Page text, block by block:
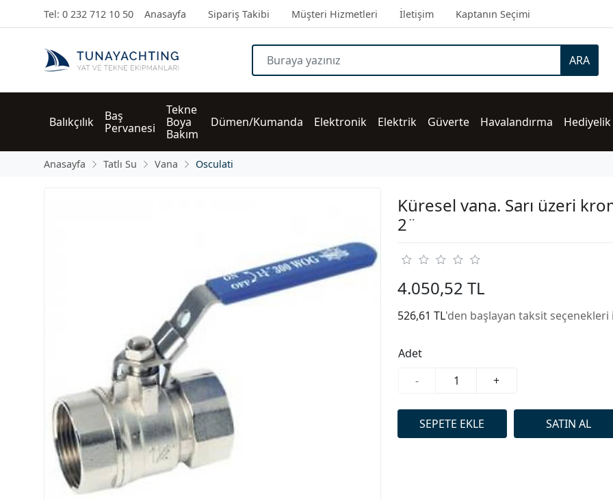
Tel: 0 232 712 10 50 Anasayfa Sipariş Takibi Müşteri Hizmetleri İletişim Kaptanın Seçimi
ARA
Balıkçılık
Baş
Pervanesi
Tekne
Boya
Bakım
Dümen/Kumanda Elektronik Elektrik Güverte Havalandırma Hediyelik
Anasayfa Tatlı Su Vana Osculati
Küresel vana. Sarı üzeri
2¨
4.050,52 TL
526,61 TL'den başlayan taksit
Adet
-
+